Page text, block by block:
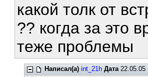
какой толк от
?? когда за это
теже проблемы
Написал(а) int_21h Дата22.05.05